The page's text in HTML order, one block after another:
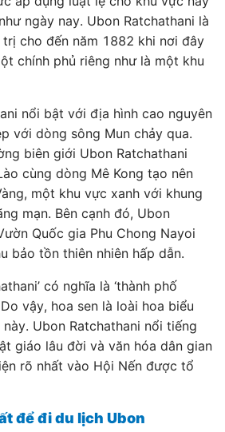
ngày nay. Ubon Ratchathani là
cho đến năm 1882 khi nơi đây
chính phủ riêng như là một khu
nổi bật với địa hình cao nguyên
với dòng sông Mun chảy qua.
biên giới Ubon Ratchathani
cùng dòng Mê Kong tạo nên
một khu vực xanh với khung
mạn. Bên cạnh đó, Ubon
Quốc gia Phu Chong Nayoi
bảo tồn thiên nhiên hấp dẫn.
có nghĩa là ‘thành phố
vậy, hoa sen là loài hoa biểu
Ubon Ratchathani nổi tiếng
giáo lâu đời và văn hóa dân gian
rõ nhất vào Hội Nến được tổ
để đi du lịch Ubon